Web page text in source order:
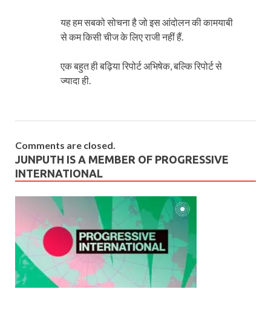
यह हम सबको सोचना है जो इस आंदोलन की कामयाबी
से कम किसी चीज के लिए राजी नहीं हैं.
एक बहुत ही बढ़िया रिपोर्ट अभिषेक, बल्कि रिपोर्ट से
ज्यादा ही.
Comments are closed.
JUNPUTH IS A MEMBER OF PROGRESSIVE
INTERNATIONAL